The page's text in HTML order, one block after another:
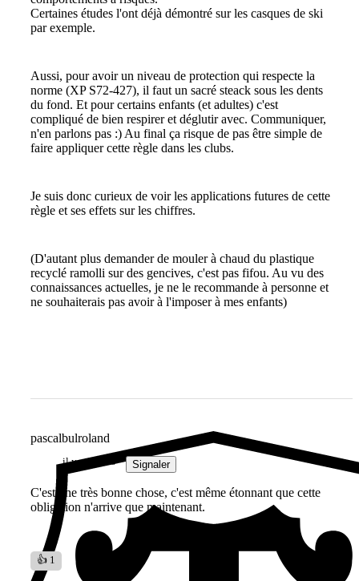
Certaines études l'ont déjà démontré sur les casques de ski
par exemple.
Aussi, pour avoir un niveau de protection qui respecte la
norme (XP S72-427), il faut un sacré steack sous les dents
du fond. Et pour certains enfants (et adultes) c'est
compliqué de bien respirer et déglutir avec. Communiquer,
n'en parlons pas :) Au final ça risque de pas être simple de
faire appliquer cette règle dans les clubs.
Je suis donc curieux de voir les applications futures de cette
règle et ses effets sur les chiffres.
(D'autant plus demander de mouler à chaud du plastique
recyclé ramolli sur des gencives, c'est pas fifou. Au vu des
connaissances actuelles, je ne le recommande à personne et
ne souhaiterais pas avoir à l'imposer à mes enfants)
pascalbulroland
il y a 1 mois Signaler
C'est une très bonne chose, c'est même étonnant que cette
obligation n'arrive que maintenant.
👍 1